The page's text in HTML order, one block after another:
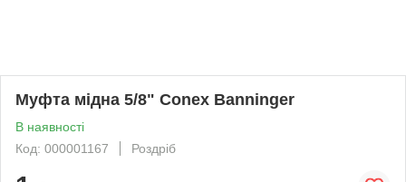
Муфта мідна 5/8" Conex Banninger
В наявності
Код: 000001167
Роздріб